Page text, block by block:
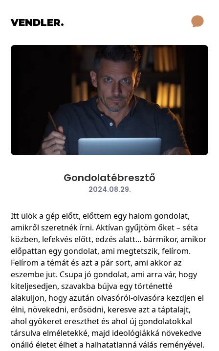
VENDLER.
Gondolatébresztő
2024.08.29.
Itt ülök a gép előtt, előttem egy halom gondolat,
amikről szeretnék írni. Aktívan gyűjtöm őket – séta
közben, lefekvés előtt, edzés alatt... bármikor, amikor
előpattan egy gondolat, ami megtetszik, felírom.
Felírom a témát és azt a pár sort, ami akkor az
eszembe jut. Csupa jó gondolat, ami arra vár, hogy
kiteljesedjen, szavakba bújva egy történetté
alakuljon, hogy azután olvasóról-olvasóra kezdjen el
élni, növekedni, erősödni, keresve azt a táptalajt,
ahol gyökeret ereszthet és ahol új gondolatokkal
társulva elméletekké, majd ideológiákká növekedve
önálló életet élhet a halhatatlanná válás reményével.